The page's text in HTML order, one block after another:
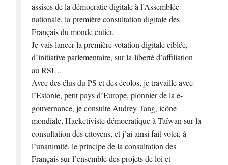
assises de la démocratie digitale à l’Assemblée
nationale, la première consultation digitale des
Français du monde entier.
Je vais lancer la première votation digitale ciblée,
d’initiative parlementaire, sur la liberté d’affiliation
au RSI…
Avec des élus du PS et des écolos, je travaille avec
l’Estonie, petit pays d’Europe, pionnier de la e-
gouvernance, je consulte Audrey Tang, icône
mondiale, Hackctiviste démocratique à Taïwan sur la
consultation des citoyens, et j’ai ainsi fait voter, à
l’unanimité, le principe de la consultation des
Français sur l’ensemble des projets de loi et